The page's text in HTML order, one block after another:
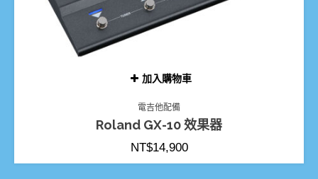
加入購物車
電吉他配備
Roland GX-10 效果器
NT$14,900